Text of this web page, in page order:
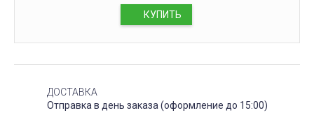
КУПИТЬ
ДОСТАВКА
Отправка в день заказа (оформление до 15:00)